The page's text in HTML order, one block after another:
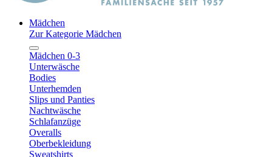
Mädchen
Zur Kategorie Mädchen
Mädchen 0-3
Unterwäsche
Bodies
Unterhemden
Slips und Panties
Nachtwäsche
Schlafanzüge
Overalls
Oberbekleidung
Sweatshirts